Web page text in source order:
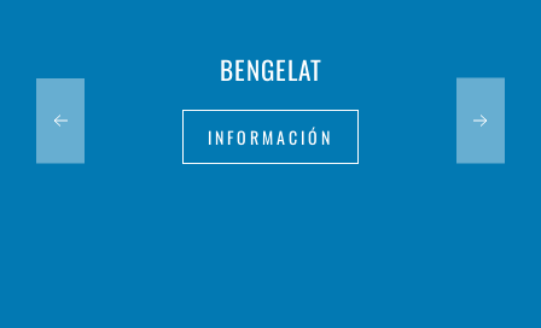
BENGELAT
INFORMACIÓN